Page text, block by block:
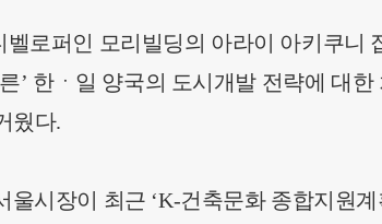
로퍼인 모리빌딩의 아라이 아키쿠니
’ 한ㆍ일 양국의 도시개발 전략에 대
웠다.
시장이 최근 ‘K-건축문화 종합지원